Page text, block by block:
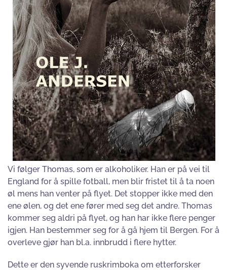
Vi følger Thomas, som er alkoholiker. Han er på vei til
England for å spille fotball, men blir fristet til å ta noen
øl mens han venter på flyet. Det stopper ikke med den
ene ølen, og det ene fører med seg det andre. Thomas
kommer seg aldri på flyet, og han har ikke flere penger
igjen. Han bestemmer seg for å gå hjem til Bergen. For å
overleve gjør han bl.a. innbrudd i flere hytter.
Dette er den syvende ruskrimboka om etterforsker